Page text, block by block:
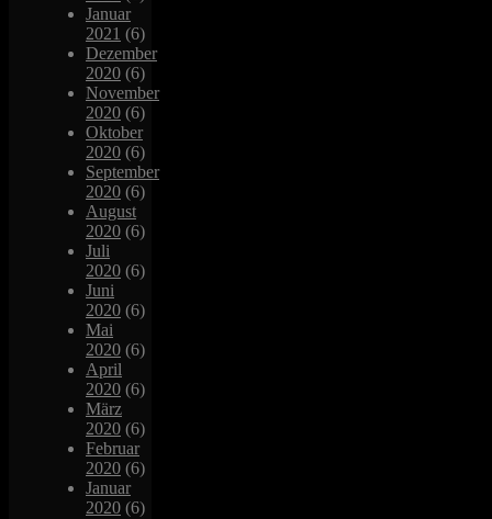
Januar
2021 (6)
Dezember
2020 (6)
November
2020 (6)
Oktober
2020 (6)
September
2020 (6)
August
2020 (6)
Juli
2020 (6)
Juni
2020 (6)
Mai
2020 (6)
April
2020 (6)
März
2020 (6)
Februar
2020 (6)
Januar
2020 (6)